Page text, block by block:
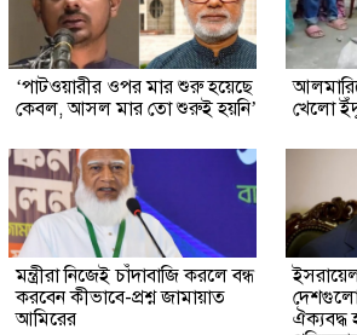
‘পাটওয়ারীর ওপর মার শুরু হয়েছে
কেবল, আসল মার তো শুরুই হয়নি’
খেলো
মন্ত্রীরা নিজেই চাঁদাবাজি করলে বন্ধ
করবেন কীভাবে-প্রশ্ন জামায়াত
আমিরের
ঐক্যবদ্ধ